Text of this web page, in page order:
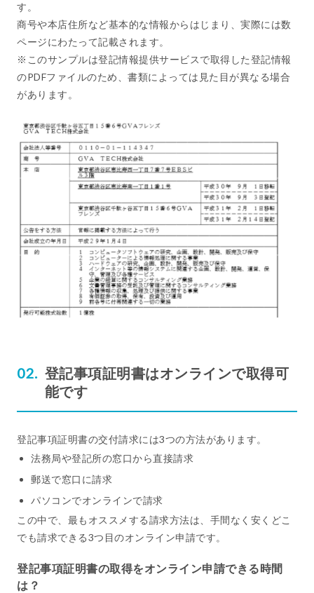
す。
商号や本店住所など基本的な情報からはじまり、実際には数
ページにわたって記載されます。
※このサンプルは登記情報提供サービスで取得した登記情報
のPDFファイルのため、書類によっては見た目が異なる場合
があります。
登記事項証明書はオンラインで取得可
能です
登記事項証明書の交付請求には3つの方法があります。
法務局や登記所の窓口から直接請求
郵送で窓口に請求
パソコンでオンラインで請求
この中で、最もオススメする請求方法は、手間なく安くどこ
でも請求できる3つ目のオンライン申請です。
登記事項証明書の取得をオンライン申請できる時間
は？